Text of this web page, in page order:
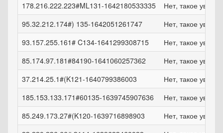
178.216.222.223#ML131-1642180533335
Нет, такое
95.32.212.174#) 135-1642051261747
Нет, такое
93.157.255.161# C134-1641299308715
Нет, такое
85.174.97.181#84190-1641060257362
Нет, такое
37.214.25.1#(K121-1640799386003
Нет, такое
185.153.133.171#60135-1639745907636
Нет, такое
85.249.173.27#(K120-1639716898903
Нет, такое